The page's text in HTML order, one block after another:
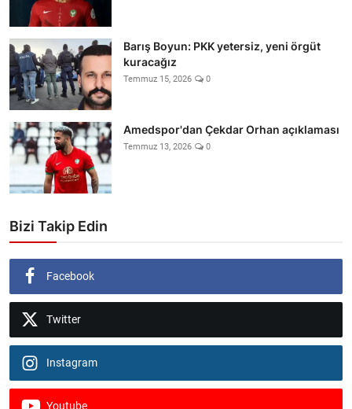
Barış Boyun: PKK yetersiz, yeni örgüt
kuracağız
Temmuz 15, 2026 0
Amedspor'dan Çekdar Orhan açıklaması
Temmuz 13, 2026 0
Bizi Takip Edin
Facebook
Twitter
Instagram
Youtube